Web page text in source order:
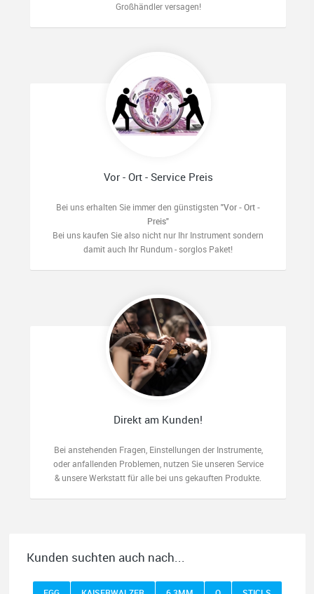
Großhändler versagen!
Vor - Ort - Service Preis
Bei uns erhalten Sie immer den günstigsten "Vor - Ort -
Preis"
Bei uns kaufen Sie also nicht nur Ihr Instrument sondern
damit auch Ihr Rundum - sorglos Paket!
Direkt am Kunden!
Bei anstehenden Fragen, Einstellungen der Instrumente,
oder anfallenden Problemen, nutzen Sie unseren Service
& unsere Werkstatt für alle bei uns gekauften Produkte.
Kunden suchten auch nach...